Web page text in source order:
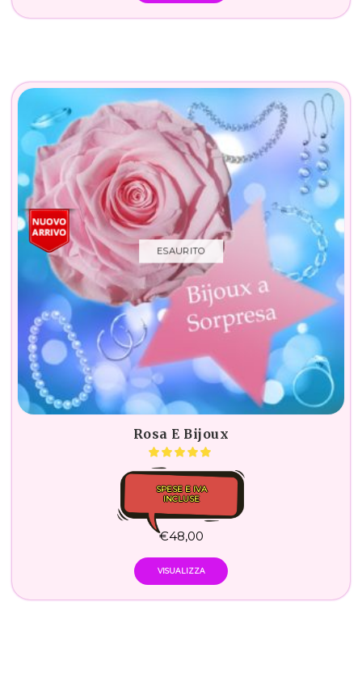
ESAURITO
Rosa E Bijoux
SPESE E IVA
INCLUSE
€48,00
VISUALIZZA